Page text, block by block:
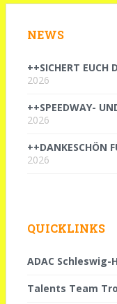
NEWS
++SICHERT EUCH
2026
++SPEEDWAY-
2026
++DANKESCHÖN
2026
QUICKLINKS
ADAC Schleswig-
Talents Team